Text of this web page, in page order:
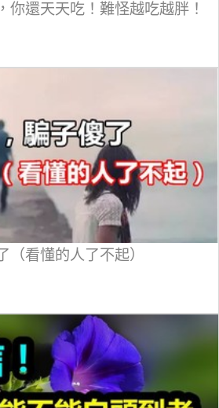
你還天天吃！難怪越吃越胖！
（看懂的人了不起）